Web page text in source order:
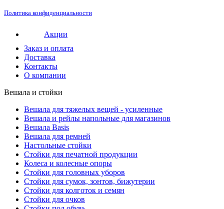
Политика конфиденциальности
Акции
Заказ и оплата
Доставка
Контакты
О компании
Вешала и стойки
Вешала для тяжелых вещей - усиленные
Вешала и рейлы напольные для магазинов
Вешала Basis
Вешала для ремней
Настольные стойки
Стойки для печатной продукции
Колеса и колесные опоры
Стойки для головных уборов
Стойки для сумок, зонтов, бижутерии
Стойки для колготок и семян
Стойки для очков